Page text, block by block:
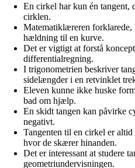
En cirkel har kun én tangent,
cirklen.
Matematiklæreren forklarede,
hældning til en kurve.
Det er vigtigt at forstå
differentialregning.
I trigonometrien beskriver
sidelængder i en retvinklet
Eleven kunne ikke huske
bad om hjælp.
En skidt tangen kan påvirke
negativt.
Tangenten til en cirkel er
hvor de skærer hinanden.
Det er interessant at studere
geometriundervisningen.